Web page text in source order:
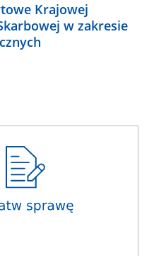
Krajowej
w zakresie